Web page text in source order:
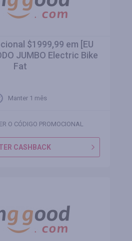
$1999,99 em [EU
JUMBO Electric Bike
Fat
Manter 1 mês
O CÓDIGO PROMOCIONAL
CASHBACK